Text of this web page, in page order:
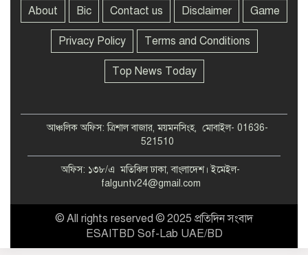
About Bic Contact us Disclaimer Game
Privacy Policy Terms and Conditions
Top News Today
আঞ্চলিক অফিস: ত্রিশাল বাজার, ময়মনসিংহ, মোবাইল- 01636-
521510
অফিস: ১৩৮/এ মতিঝিল ঢাকা, বাংলাদেশ। ইমেইল-
falguntv24@gmail.com
© All rights reserved © 2025 প্রতিদিন সংবাদ
ESAITBD Sof-Lab UAE/BD